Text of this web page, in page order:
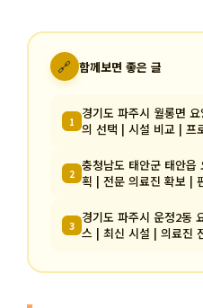
🔗 함께보면 좋은 글
1 경기도 파주시 월롱면
의 선택 | 시설 비교 | 프
2 충청남도 태안군 태안읍
획 | 전문 의료진 확보 |
3 경기도 파주시 운정2동
스 | 최신 시설 | 의료진